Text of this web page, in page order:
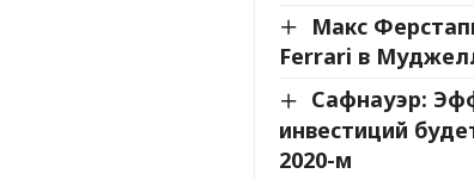
Макс
Ferrari в
Сафнауэр:
инвестиций
2020-м